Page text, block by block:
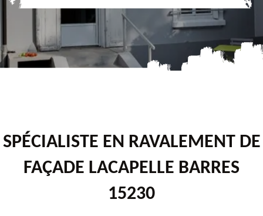
SPÉCIALISTE EN RAVALEMENT DE
FAÇADE LACAPELLE BARRES
15230